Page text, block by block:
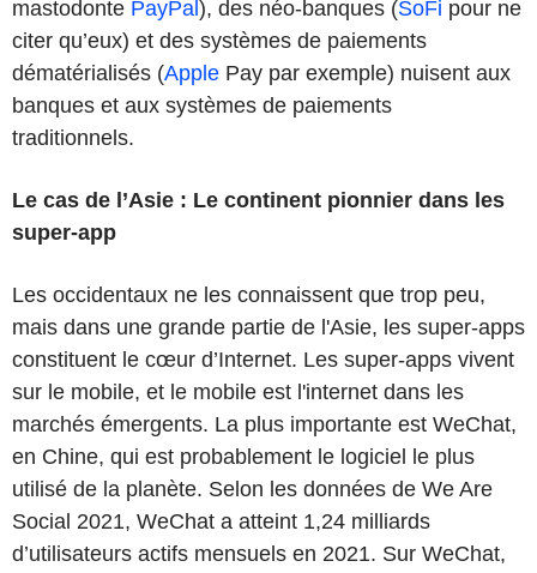
mastodonte PayPal ), des néo-banques (SoFi pour ne
citer qu’eux) et des systèmes de paiements
dématérialisés (Apple Pay par exemple) nuisent aux
banques et aux systèmes de paiements
traditionnels.
Le cas de l’Asie : Le continent pionnier dans les
super-app
Les occidentaux ne les connaissent que trop peu,
mais dans une grande partie de l'Asie, les super-apps
constituent le cœur d’Internet. Les super-apps vivent
sur le mobile, et le mobile est l'internet dans les
marchés émergents. La plus importante est WeChat,
en Chine, qui est probablement le logiciel le plus
utilisé de la planète. Selon les données de We Are
Social 2021, WeChat a atteint 1,24 milliards
d’utilisateurs actifs mensuels en 2021. Sur WeChat,